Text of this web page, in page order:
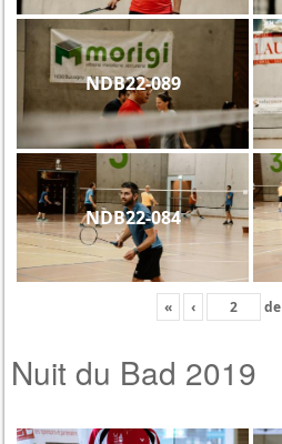
NDB22-089
NDB22-084
« ‹ de
Nuit du Bad 2019